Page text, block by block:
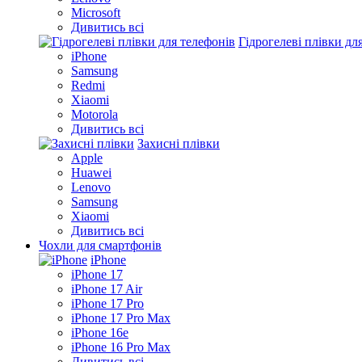
Microsoft
Дивитись всі
Гідрогелеві плівки
iPhone
Samsung
Redmi
Xiaomi
Motorola
Дивитись всі
Захисні плівки
Apple
Huawei
Lenovo
Samsung
Xiaomi
Дивитись всі
Чохли для смартфонів
iPhone
iPhone 17
iPhone 17 Air
iPhone 17 Pro
iPhone 17 Pro Max
iPhone 16e
iPhone 16 Pro Max